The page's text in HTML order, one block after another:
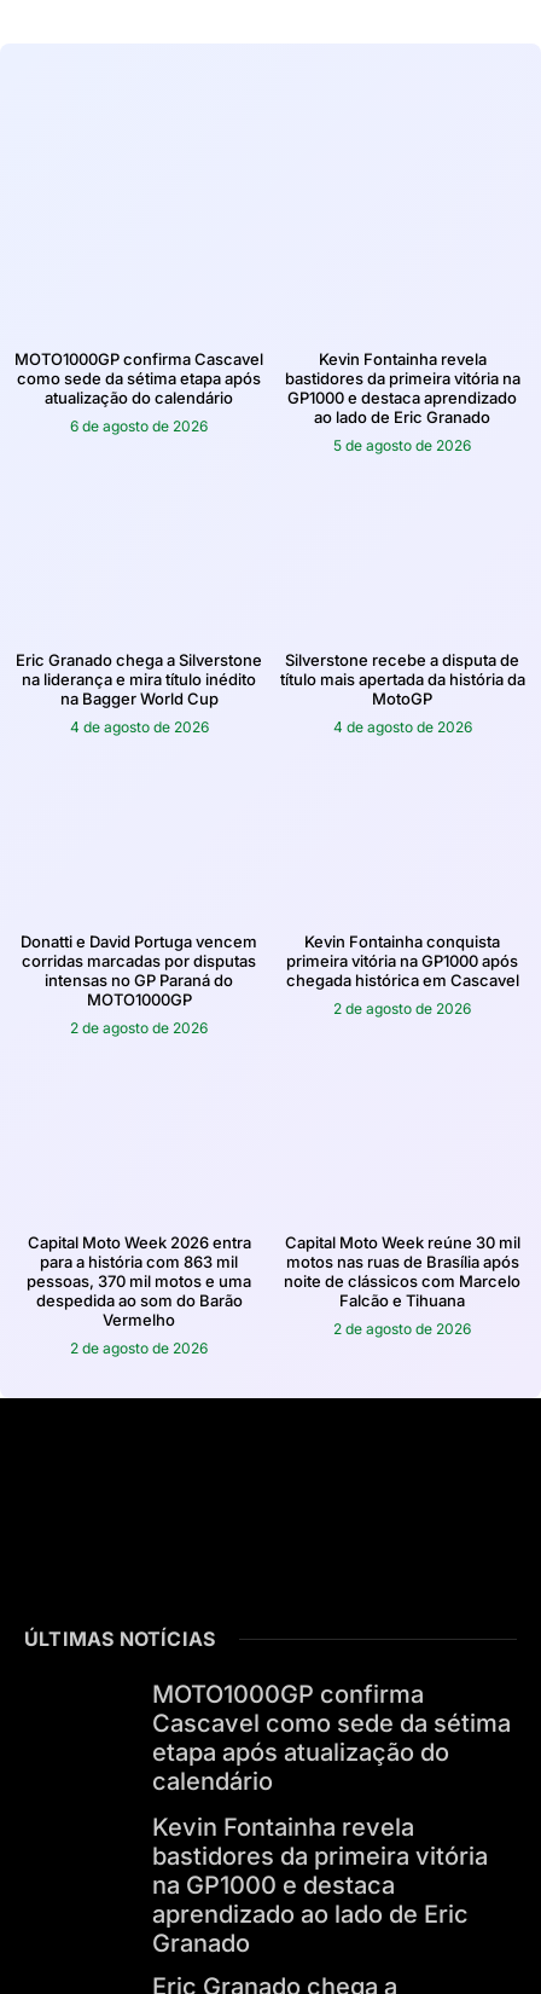
MOTO1000GP confirma Cascavel
como sede da sétima etapa após
atualização do calendário
6 de agosto de 2026
Kevin Fontainha revela
bastidores da primeira vitória na
GP1000 e destaca aprendizado
ao lado de Eric Granado
5 de agosto de 2026
Eric Granado chega a Silverstone
na liderança e mira título inédito
na Bagger World Cup
4 de agosto de 2026
Silverstone recebe a disputa de
título mais apertada da história da
MotoGP
4 de agosto de 2026
Donatti e David Portuga vencem
corridas marcadas por disputas
intensas no GP Paraná do
MOTO1000GP
2 de agosto de 2026
Kevin Fontainha conquista
primeira vitória na GP1000 após
chegada histórica em Cascavel
2 de agosto de 2026
Capital Moto Week 2026 entra
para a história com 863 mil
pessoas, 370 mil motos e uma
despedida ao som do Barão
Vermelho
2 de agosto de 2026
Capital Moto Week reúne 30 mil
motos nas ruas de Brasília após
noite de clássicos com Marcelo
Falcão e Tihuana
2 de agosto de 2026
ÚLTIMAS NOTÍCIAS
MOTO1000GP confirma
Cascavel como sede da sétima
etapa após atualização do
calendário
Kevin Fontainha revela
bastidores da primeira vitória
na GP1000 e destaca
aprendizado ao lado de Eric
Granado
Eric Granado chega a